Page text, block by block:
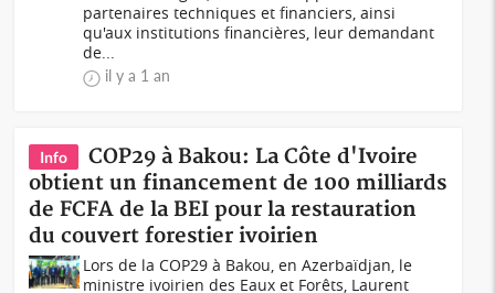
partenaires techniques et financiers, ainsi
qu'aux institutions financières, leur demandant
de...
il y a 1 an
Info
COP29 à Bakou: La Côte d'Ivoire
obtient un financement de 100 milliards
de FCFA de la BEI pour la restauration
du couvert forestier ivoirien
Lors de la COP29 à Bakou, en Azerbaïdjan, le
ministre ivoirien des Eaux et Forêts, Laurent